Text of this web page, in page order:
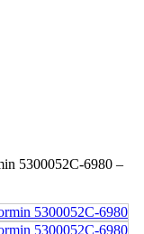
5300052C-6980 –